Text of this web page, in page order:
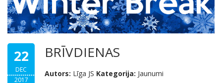
22
DEC
2017
BRĪVDIENAS
Autors: Līga JS Kategorija: Jaunumi